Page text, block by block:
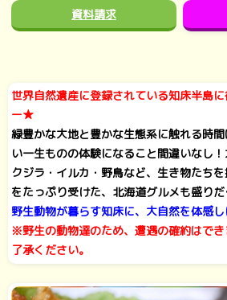
資料請求
世界自然遺産に登録されている知床半島
ー★
緑豊かな大地と豊かな生態系に触れる時
い一生ものの体験になること間違いなし！
クジラ・イルカ・野鳥など、生き物たち
をたっぷり受けた、北海道グルメも盛り
野生動物が暮らす知床に、大自然を体感し
※野生の動物達のため、遭遇の確約はで
了承ください。